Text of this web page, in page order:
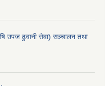
उपज ढुवानी सेवा) सञ्चालन तथा